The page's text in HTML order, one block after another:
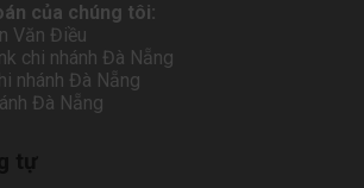
của chúng tôi:
Văn Điều
chi nhánh Đà Nẵng
nhánh Đà Nẵng
Đà Nẵng